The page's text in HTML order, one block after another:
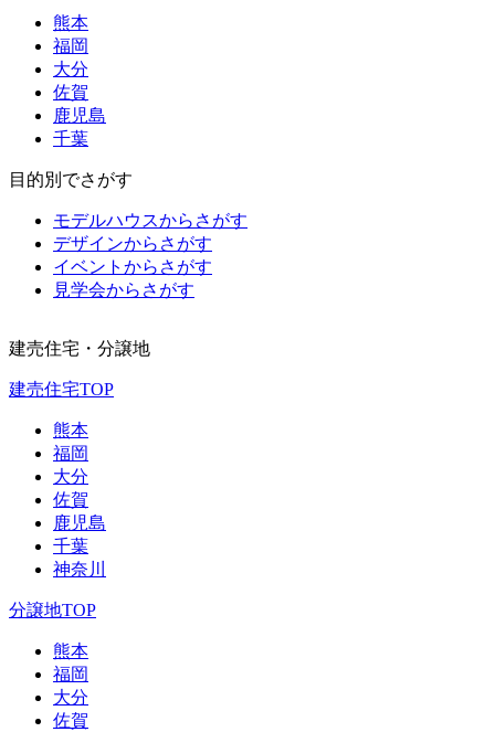
熊本
福岡
大分
佐賀
鹿児島
千葉
目的別でさがす
モデルハウスからさがす
デザインからさがす
イベントからさがす
見学会からさがす
建売住宅・分譲地
建売住宅TOP
熊本
福岡
大分
佐賀
鹿児島
千葉
神奈川
分譲地TOP
熊本
福岡
大分
佐賀